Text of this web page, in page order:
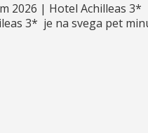
2026 | Hotel Achilleas
3* je na svega pet